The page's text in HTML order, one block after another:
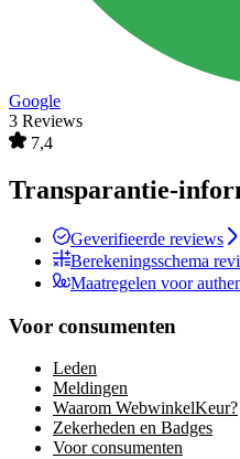
Google
3 Reviews
7,4
Transparantie-
Geverifieerde reviews
Berekeningsschema
Maatregelen voor
Voor consumenten
Leden
Meldingen
Waarom WebwinkelKeur?
Zekerheden en Badges
Voor consumenten